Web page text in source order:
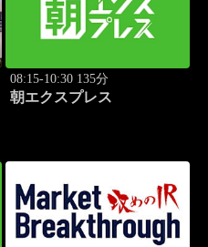
08:15-10:30 135分
朝エクスプレス